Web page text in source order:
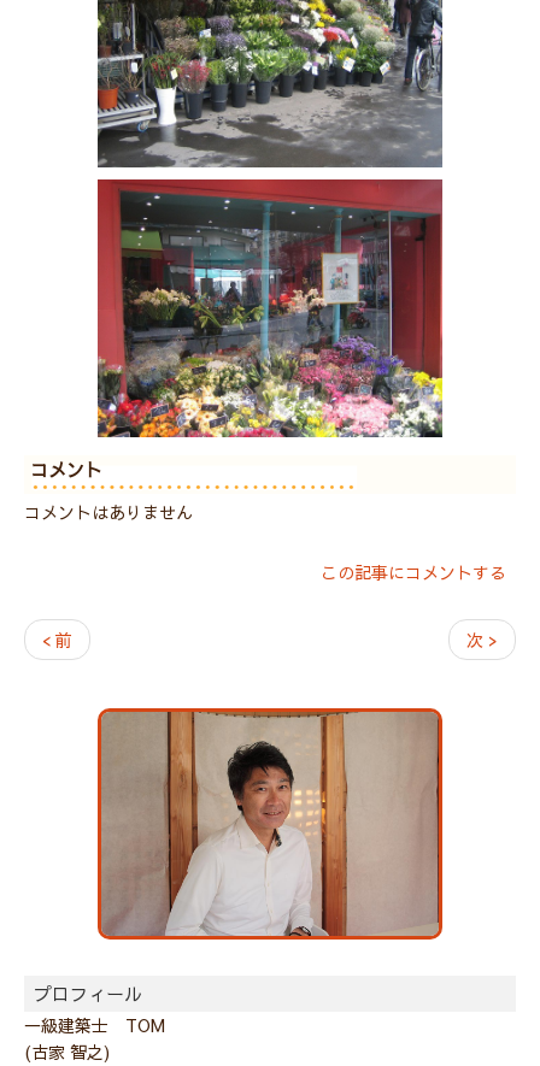
コメント
コメントはありません
この記事にコメントする
< 前 次 >
プロフィール
一級建築士 TOM
(古家 智之)